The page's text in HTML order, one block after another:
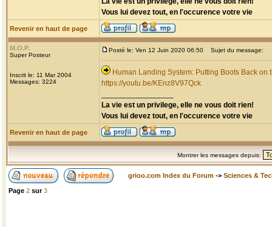
Vous lui devez tout, en l'occurence votre vie
Revenir en haut de page
M.O.P.
Super Posteur
Inscrit le: 11 Mar 2004
Messages: 3224
Posté le: Ven 12 Juin 2020 06:50 Sujet du message:
Human Landing System: Putting Boots Back on
https://youtu.be/KEnz8V97Qck
La vie est un privilege, elle ne vous doit rien!
Vous lui devez tout, en l'occurence votre vie
Revenir en haut de page
Montrer les messages depuis:
grioo.com Index du Forum -> Sciences &
Page 2 sur3